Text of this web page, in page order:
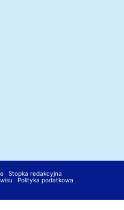
Stopka redakcyjna
Polityka podatkowa